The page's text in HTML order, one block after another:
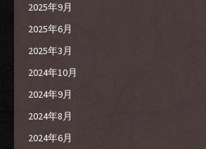
2025年9月
2025年6月
2025年3月
2024年10月
2024年9月
2024年8月
2024年6月